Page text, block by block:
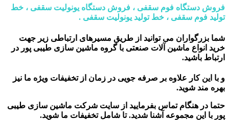
فروش دستگاه فوم سقفی ، فروش دستگاه یونولیت سقفی ، خط
تولید فوم سقفی ، خط تولید یونولیت سقفی .
شما بزرگواران می توانید از طریق مسیرهای ارتباطی زیر جهت
خرید انواع ماشین آلات صنعتی با گروه ماشین سازی طیبی پور در
ارتباط باشید.
و با این کار علاوه بر صرفه جویی در زمان از تخفیفات ویژه ما نیز
بهره مند شوید.
حتما در هنگام تماس بفرمایید از سایت شرکت ماشین سازی طیبی
پور با این مجموعه آشنا شدید. تا شامل تخفیفات ما شوید.